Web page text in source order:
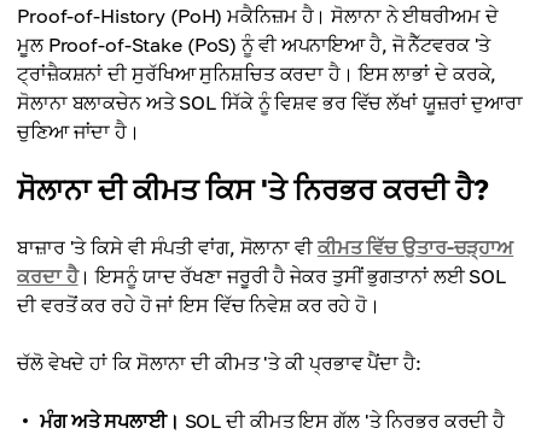
Proof-of-History (PoH) ਮਕੈਨਿਜ਼ਮ ਹੈ। ਸੋਲਾਨਾ ਨੇ ਈਥਰੀਅਮ ਦੇ
ਮੂਲ Proof-of-Stake (PoS) ਨੂੰ ਵੀ ਅਪਨਾਇਆ ਹੈ, ਜੋ ਨੈੱਟਵਰਕ 'ਤੇ
ਟ੍ਰਾਂਜ਼ੈਕਸ਼ਨਾਂ ਦੀ ਸੁਰੱਖਿਆ ਸੁਨਿਸ਼ਚਿਤ ਕਰਦਾ ਹੈ। ਇਸ ਲਾਭਾਂ ਦੇ ਕਰਕੇ,
ਸੋਲਾਨਾ ਬਲਾਕਚੇਨ ਅਤੇ SOL ਸਿੱਕੇ ਨੂੰ ਵਿਸ਼ਵ ਭਰ ਵਿੱਚ ਲੱਖਾਂ ਯੂਜ਼ਰਾਂ ਦੁਆਰਾ
ਚੁਣਿਆ ਜਾਂਦਾ ਹੈ।
ਸੋਲਾਨਾ ਦੀ ਕੀਮਤ ਕਿਸ 'ਤੇ ਨਿਰਭਰ ਕਰਦੀ ਹੈ?
ਬਾਜ਼ਾਰ 'ਤੇ ਕਿਸੇ ਵੀ ਸੰਪਤੀ ਵਾਂਗ, ਸੋਲਾਨਾ ਵੀਕੀਮਤ ਵਿੱਚ ਉਤਾਰ-ਚੜ੍ਹਾਅ
ਕਰਦਾ ਹੈ। ਇਸਨੂੰ ਯਾਦ ਰੱਖਣਾ ਜਰੂਰੀ ਹੈ ਜੇਕਰ ਤੁਸੀਂ ਭੁਗਤਾਨਾਂ ਲਈ SOL
ਦੀ ਵਰਤੋਂ ਕਰ ਰਹੇ ਹੋ ਜਾਂ ਇਸ ਵਿੱਚ ਨਿਵੇਸ਼ ਕਰ ਰਹੇ ਹੋ।
ਚੱਲੋ ਵੇਖਦੇ ਹਾਂ ਕਿ ਸੋਲਾਨਾ ਦੀ ਕੀਮਤ 'ਤੇ ਕੀ ਪ੍ਰਭਾਵ ਪੈਂਦਾ ਹੈ:
ਮੰਗ ਅਤੇ ਸਪਲਾਈ। SOL ਦੀ ਕੀਮਤ ਇਸ ਗੱਲ 'ਤੇ ਨਿਰਭਰ ਕਰਦੀ ਹੈ